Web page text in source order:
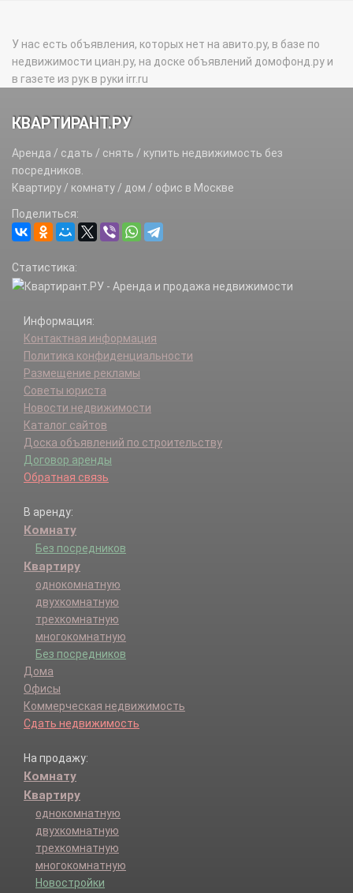
Исаково д.
Конаково д.
Лужки д.
Михайловское с.
Новомихайловское д.
Пудово-Сипягино д.
Секерино п.
Сенькино-Секерино д.
Шишкин Лес п.
Ярцево д.
У нас есть объявления, которых нет на авито.ру, в базе по
недвижимости циан.ру, на доске объявлений домофонд.ру и
в газете из рук в руки irr.ru
КВАРТИРАНТ.РУ
Аренда / сдать / снять / купить недвижимость без
посредников.
Квартиру / комнату / дом / офис в Москве
Поделиться:
Статистика:
Информация:
Контактная информация
Политика конфиденциальности
Размещение рекламы
Советы юриста
Новости недвижимости
Каталог сайтов
Доска объявлений по строительству
Договор аренды
Обратная связь
В аренду:
Комнату
Без посредников
Квартиру
однокомнатную
двухкомнатную
трехкомнатную
многокомнатную
Без посредников
Дома
Офисы
Коммерческая недвижимость
Сдать недвижимость
На продажу:
Комнату
Квартиру
однокомнатную
двухкомнатную
трехкомнатную
многокомнатную
Новостройки